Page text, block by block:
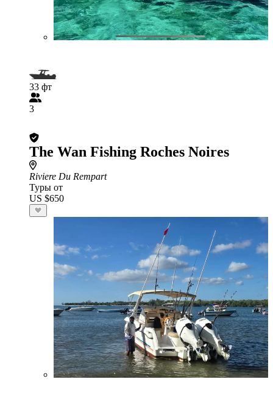
33 фт
3
The Wan Fishing Roches Noires
Riviere Du Rempart
Туры от
US $650